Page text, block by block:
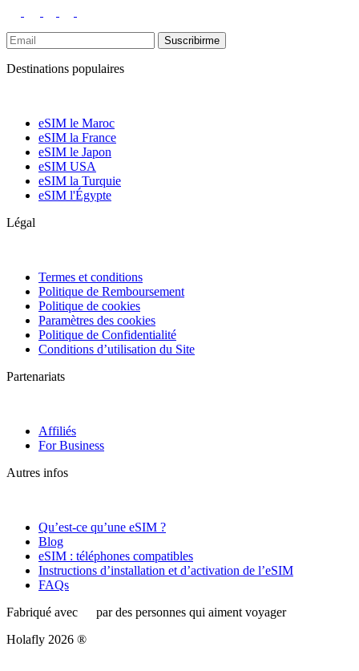
Suscribirme
Destinations populaires
eSIM le Maroc
eSIM la France
eSIM le Japon
eSIM USA
eSIM la Turquie
eSIM l'Égypte
Légal
Termes et conditions
Politique de Remboursement
Politique de cookies
Paramètres des cookies
Politique de Confidentialité
Conditions d’utilisation du Site
Partenariats
Affiliés
For Business
Autres infos
Qu’est-ce qu’une eSIM ?
Blog
eSIM : téléphones compatibles
Instructions d’installation et d’activation de l’eSIM
FAQs
Fabriqué avec
par des personnes qui aiment voyager
Holafly 2026 ®